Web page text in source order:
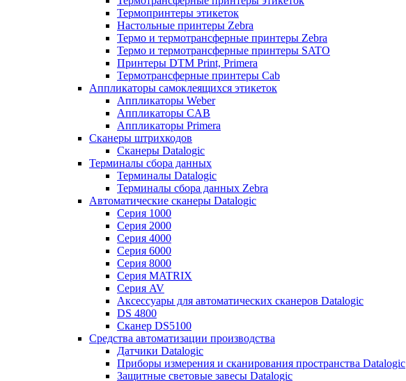
Термопринтеры этикеток
Настольные принтеры Zebra
Термо и термотрансферные принтеры Zebra
Термо и термотрансферные принтеры SATO
Принтеры DTM Print, Primera
Термотрансферные принтеры Cab
Аппликаторы самоклеящихся этикеток
Аппликаторы Weber
Аппликаторы CAB
Аппликаторы Primera
Сканеры штрихкодов
Сканеры Datalogic
Терминалы сбора данных
Терминалы Datalogic
Терминалы сбора данных Zebra
Автоматические сканеры Datalogic
Серия 1000
Серия 2000
Серия 4000
Серия 6000
Серия 8000
Серия MATRIX
Серия AV
Аксессуары для автоматических сканеров Datalogic
DS 4800
Сканер DS5100
Средства автоматизации производства
Датчики Datalogic
Приборы измерения и сканирования пространства Datalogic
Защитные световые завесы Datalogic